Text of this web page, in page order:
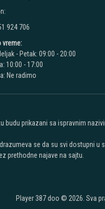
924 706
vreme:
- Petak: 09:00 - 20:00
10:00 - 17:00
Ne radimo
budu prikazani sa ispravnim
se da su svi dostupni u
prethodne najave na sajtu.
Player 387 doo © 2026. Sva